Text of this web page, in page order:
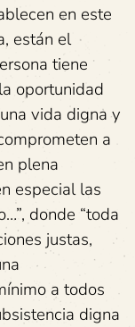
en este
están el
tiene
oportunidad
vida digna y
a
plena
especial las
donde “toda
justas,
a todos
digna